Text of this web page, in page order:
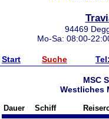
94469
Mo-Sa: 08:00-
Start Suche
MSC
Westliches
Dauer Schiff